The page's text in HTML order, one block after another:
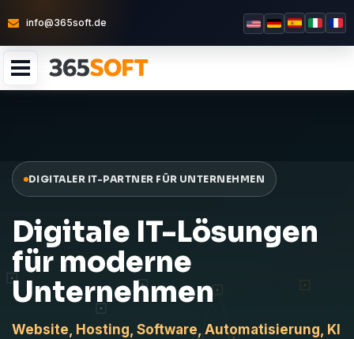
info@365soft.de
DIGITALER IT-PARTNER FÜR UNTERNEHMEN
Digitale IT-Lösungen
für moderne
Unternehmen
Website, Hosting, Software, Automatisierung, KI